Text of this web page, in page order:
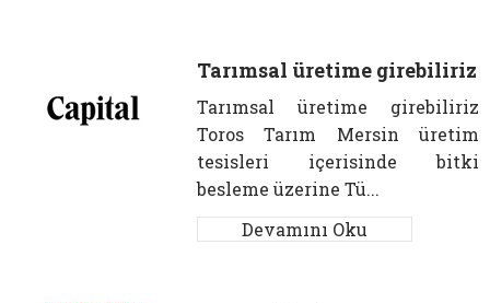
Tarımsal üretime girebiliriz
Tarımsal üretime girebiliriz
Toros Tarım Mersin üretim
tesisleri içerisinde bitki
besleme üzerine Tü...
Devamını Oku